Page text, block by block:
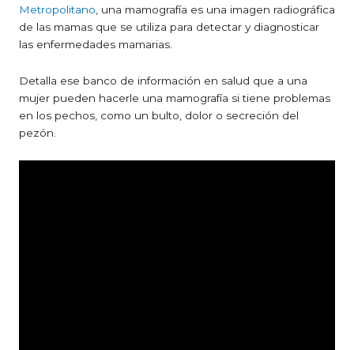
Metropolitano, una mamografía es una imagen radiográfica
de las mamas que se utiliza para detectar y diagnosticar
las enfermedades mamarias.
Detalla ese banco de información en salud que a una
mujer pueden hacerle una mamografía si tiene problemas
en los pechos, como un bulto, dolor o secreción del
pezón.